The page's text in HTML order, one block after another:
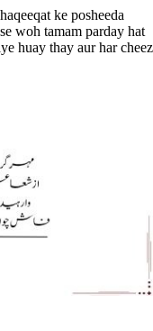
ke posheeda
woh tamam parday hat
huay thay aur har cheez